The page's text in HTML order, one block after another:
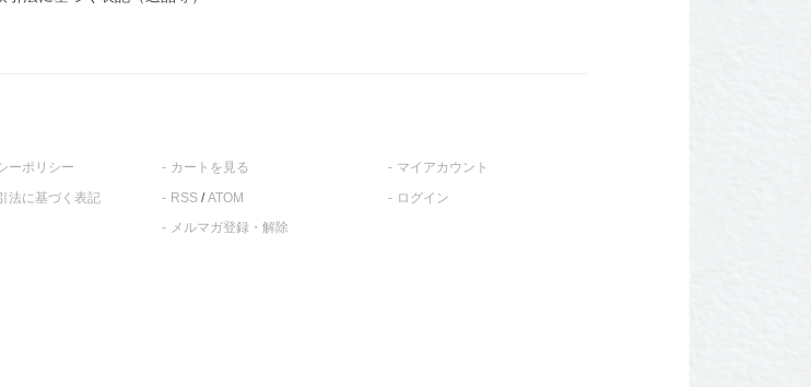
ーポリシー
法に基づく表記
カートを見る
RSS/ATOM
メルマガ登録・解除
マイアカウント
ログイン